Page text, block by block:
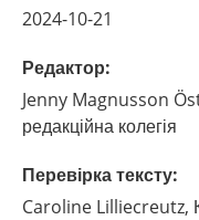
2024-10-21
Редактор:
Jenny Magnusson
редакційна колегія
Перевірка тексту:
Caroline Lilliecreutz,